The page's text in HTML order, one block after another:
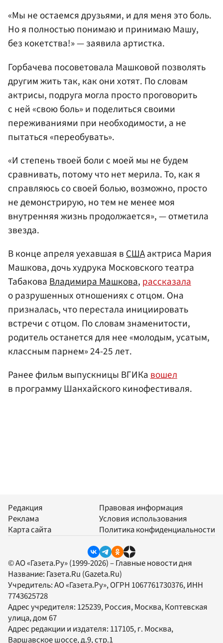
«Мы не остаемся друзьями, и для меня это боль.
Но я полностью понимаю и принимаю Машу,
без кокетства!» — заявила артистка.
Горбачева посоветовала Машковой позволять
другим жить так, как они хотят. По словам
актрисы, подруга могла просто проговорить
с ней «свою боль» и поделиться своими
переживаниями при необходимости, а не
пытаться «переобувать».
«И степень твоей боли с моей мы не будем
сравнивать, потому что нет мерила. То, как я
справляюсь со своей болью, возможно, просто
не демонстрирую, но тем не менее моя
внутренняя жизнь продолжается», — отметила
звезда.
В конце апреля уехавшая вСШАактриса Мария
Машкова, дочь худрука Московского театра
ТабаковаВладимира Машкова, рассказала
о разрушенных отношениях с отцом. Она
призналась, что перестала инициировать
встречи с отцом. По словам знаменитости,
родитель останется для нее «молодым, усатым,
классным парнем» 24-25 лет.
Ранее фильм выпускницы ВГИКавошел
в программу Шанхайского кинофестиваля.
Редакция
Реклама
Карта сайта
Правовая информация
Условия использования
Политика конфиденциальности
© АО «Газета.Ру» (1999-2026) – Главные новости дня
Название: Газета.Ru (Gazeta.Ru)
Учредитель:АО «Газета.Ру», ОГРН 1067761730376, ИНН
7743625728
Адрес учредителя: 125239, Россия, Москва, Коптевская
улица, дом 67
Адрес редакции и издателя: 117105, г. Москва,
Варшавское шоссе, д.9, стр.1